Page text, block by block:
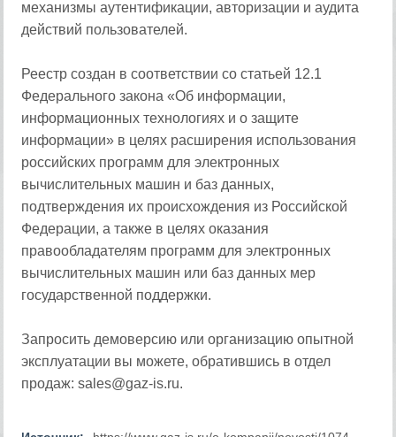
механизмы аутентификации, авторизации и аудита
действий пользователей.
Реестр создан в соответствии со статьей 12.1
Федерального закона «Об информации,
информационных технологиях и о защите
информации» в целях расширения использования
российских программ для электронных
вычислительных машин и баз данных,
подтверждения их происхождения из Российской
Федерации, а также в целях оказания
правообладателям программ для электронных
вычислительных машин или баз данных мер
государственной поддержки.
Запросить демоверсию или организацию опытной
эксплуатации вы можете, обратившись в отдел
продаж: sales@gaz-is.ru.